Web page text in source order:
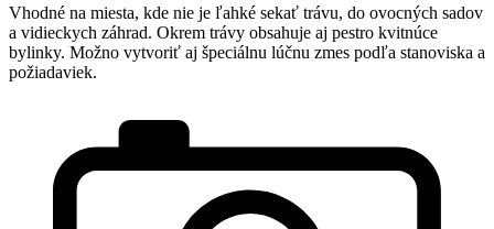
Vhodné na miesta, kde nie je ľahké sekať trávu, do ovocných sadov
a vidieckych záhrad. Okrem trávy obsahuje aj pestro kvitnúce
bylinky. Možno vytvoriť aj špeciálnu lúčnu zmes podľa stanoviska a
požiadaviek.